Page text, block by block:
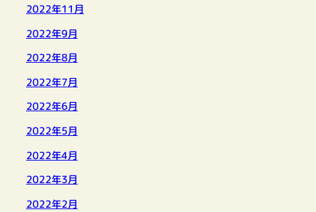
2022年11月
2022年9月
2022年8月
2022年7月
2022年6月
2022年5月
2022年4月
2022年3月
2022年2月